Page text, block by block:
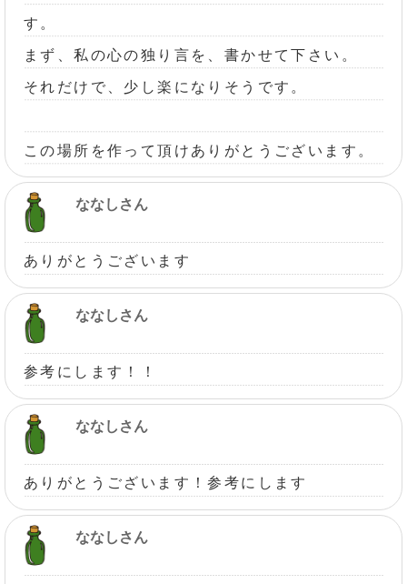
す。
まず、私の心の独り言を、書かせて下さい。
それだけで、少し楽になりそうです。
この場所を作って頂けありがとうございます。
ななしさん
ありがとうございます
ななしさん
参考にします！！
ななしさん
ありがとうございます！参考にします
ななしさん